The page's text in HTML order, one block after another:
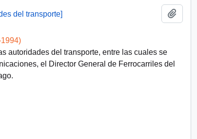
del transporte]
autoridades del transporte, entre las cuales se
el Director General de Ferrocarriles del